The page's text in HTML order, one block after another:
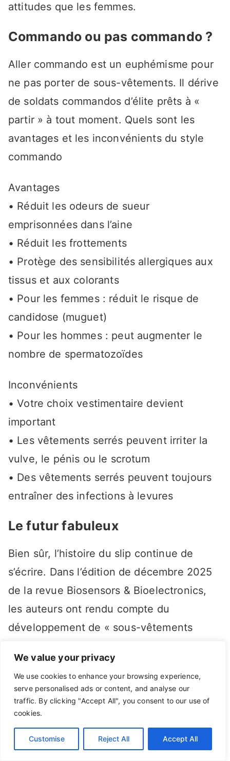
We value your privacy
We use cookies to enhance your browsing experience,
serve personalised ads or content, and analyse our
traffic. By clicking "Accept All", you consent to our use of
cookies.
Customise Reject All Accept All
attitudes que les femmes.
Commando ou pas commando ?
Aller commando est un euphémisme pour
ne pas porter de sous-vêtements. Il dérive
de soldats commandos d’élite prêts à «
partir » à tout moment. Quels sont les
avantages et les inconvénients du style
commando
Avantages
• Réduit les odeurs de sueur
emprisonnées dans l’aine
• Réduit les frottements
• Protège des sensibilités allergiques aux
tissus et aux colorants
• Pour les femmes : réduit le risque de
candidose (muguet)
• Pour les hommes : peut augmenter le
nombre de spermatozoïdes
Inconvénients
• Votre choix vestimentaire devient
important
• Les vêtements serrés peuvent irriter la
vulve, le pénis ou le scrotum
• Des vêtements serrés peuvent toujours
entraîner des infections à levures
Le futur fabuleux
Bien sûr, l’histoire du slip continue de
s’écrire. Dans l’édition de décembre 2025
de la revue Biosensors & Bioelectronics,
les auteurs ont rendu compte du
développement de « sous-vêtements
l’hydrogène gazeux expulsé lors des
flatulences (pets). Une personne moyenne
émet des gaz entre 14 et 25 fois par jour,
générant entre 250 et 2 000 ml de gaz.
Cela représente une grande quantité de